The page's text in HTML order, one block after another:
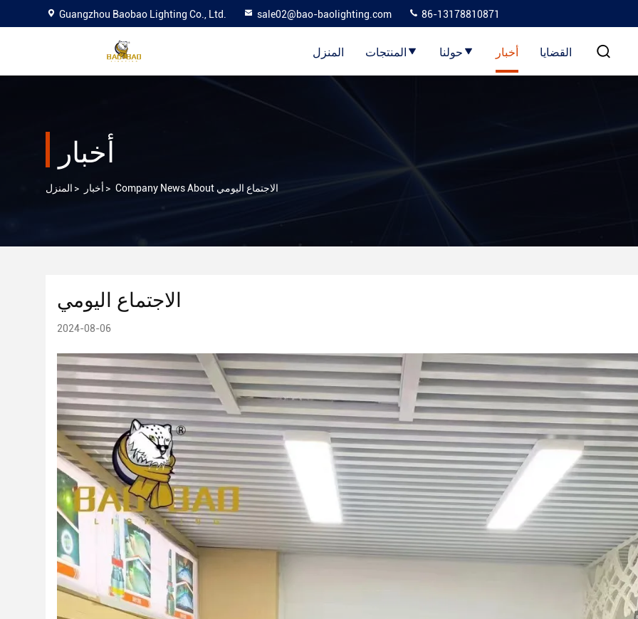
Guangzhou Baobao Lighting Co., Ltd. sale02@bao-baolighting.com 86-13178810871
المنزل المنتجات حولنا أخبار القضايا
أخبار
المنزل > أخبار > Company News About الاجتماع اليومي
الاجتماع اليومي
2024-08-06